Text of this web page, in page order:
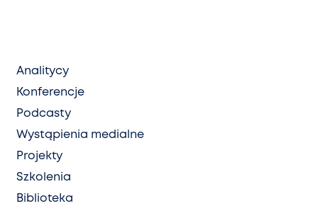
Analitycy
Konferencje
Podcasty
Wystąpienia medialne
Projekty
Szkolenia
Biblioteka